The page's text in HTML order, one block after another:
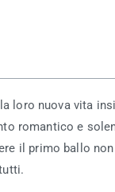
loro nuova vita
romantico e
il primo ballo